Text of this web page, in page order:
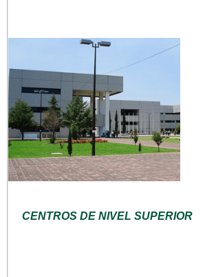
CENTROS DE NIVEL SUPERIOR